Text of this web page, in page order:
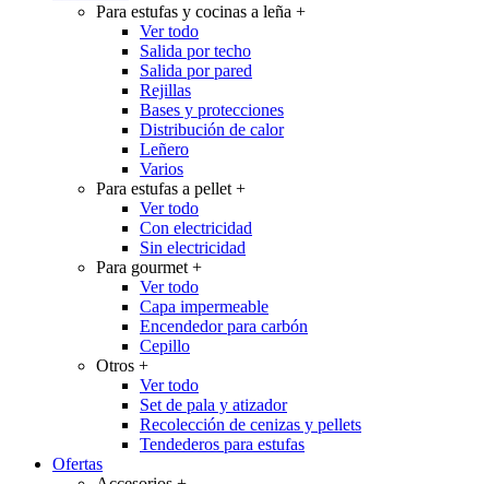
Para estufas y cocinas a leña +
Ver todo
Salida por techo
Salida por pared
Rejillas
Bases y protecciones
Distribución de calor
Leñero
Varios
Para estufas a pellet +
Ver todo
Con electricidad
Sin electricidad
Para gourmet +
Ver todo
Capa impermeable
Encendedor para carbón
Cepillo
Otros +
Ver todo
Set de pala y atizador
Recolección de cenizas y pellets
Tendederos para estufas
Ofertas